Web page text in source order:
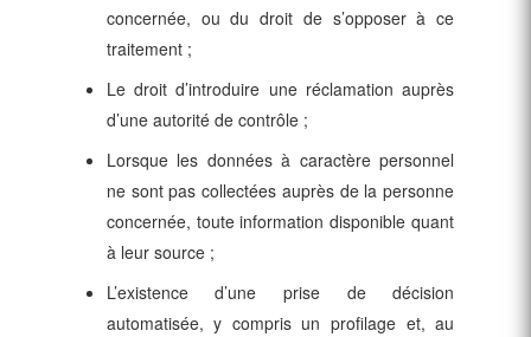
concernée, ou du droit de s’opposer à ce
traitement ;
Le droit d’introduire une réclamation auprès
d’une autorité de contrôle ;
Lorsque les données à caractère personnel
ne sont pas collectées auprès de la personne
concernée, toute information disponible quant
à leur source ;
L’existence d’une prise de décision
automatisée, y compris un profilage et, au